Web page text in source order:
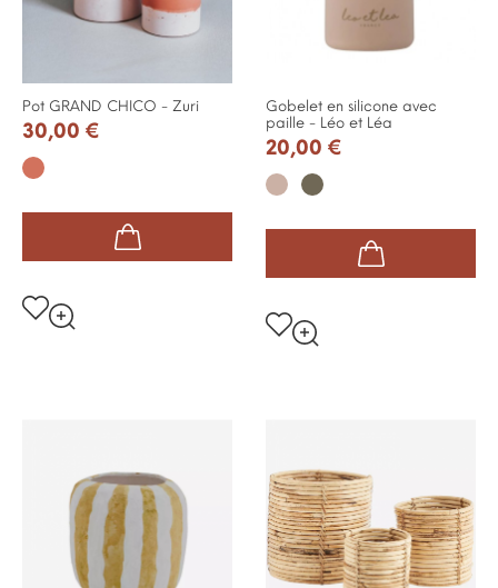
Pot GRAND CHICO - Zuri
30,00 €
Terracotta
Gobelet en silicone avec
paille - Léo et Léa
20,00 €
DustyDusty